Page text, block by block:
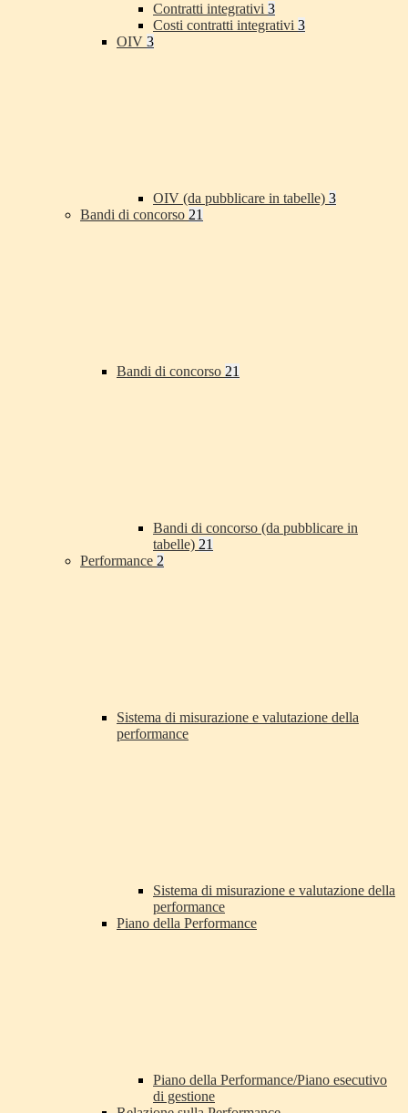
Contratti integrativi 3
Costi contratti integrativi 3
OIV 3
OIV (da pubblicare in tabelle) 3
Bandi di concorso 21
Bandi di concorso 21
Bandi di concorso (da pubblicare in
tabelle) 21
Performance 2
Sistema di misurazione e valutazione della
performance
Sistema di misurazione e valutazione della
performance
Piano della Performance
Piano della Performance/Piano esecutivo
di gestione